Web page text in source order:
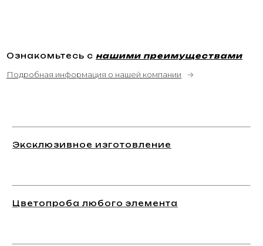
Ознакомьтесь с нашими преимуществами
Подробная информация о нашей компании →
Эксклюзивное изготовление
Цветопроба любого элемента